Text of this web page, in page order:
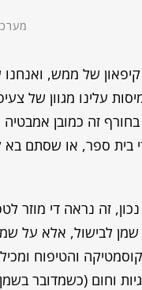
קיפאון של ממש,
עלינו מגוון של
זה כמובן
בית ספר, או שסתם
נכון, זה נראה די מוזר
לבישול, אלא על
והטיפוח
וחום (כשמדובר